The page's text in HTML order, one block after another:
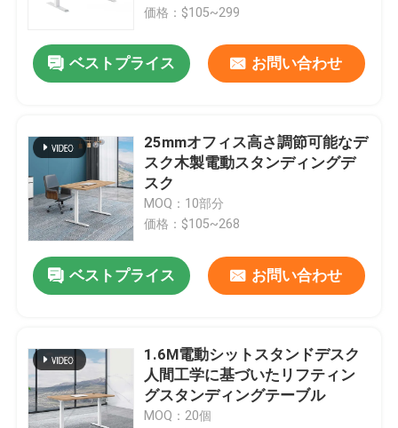
価格：$105~299
ベストプライス お問い合わせ
25mmオフィス高さ調節可能なデ
スク木製電動スタンディングデ
スク
MOQ：10部分
価格：$105~268
ベストプライス お問い合わせ
1.6M電動シットスタンドデスク
人間工学に基づいたリフティン
グスタンディングテーブル
MOQ：20個